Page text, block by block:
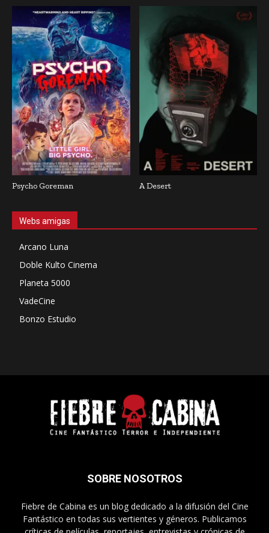
Psycho Goreman A Desert
Webs amigas
Arcano Luna
Doble Kulto Cinema
Planeta 5000
VadeCine
Bonzo Estudio
SOBRE NOSOTROS
Fiebre de Cabina es un blog dedicado a la difusión del Cine
Fantástico en todas sus vertientes y géneros. Publicamos